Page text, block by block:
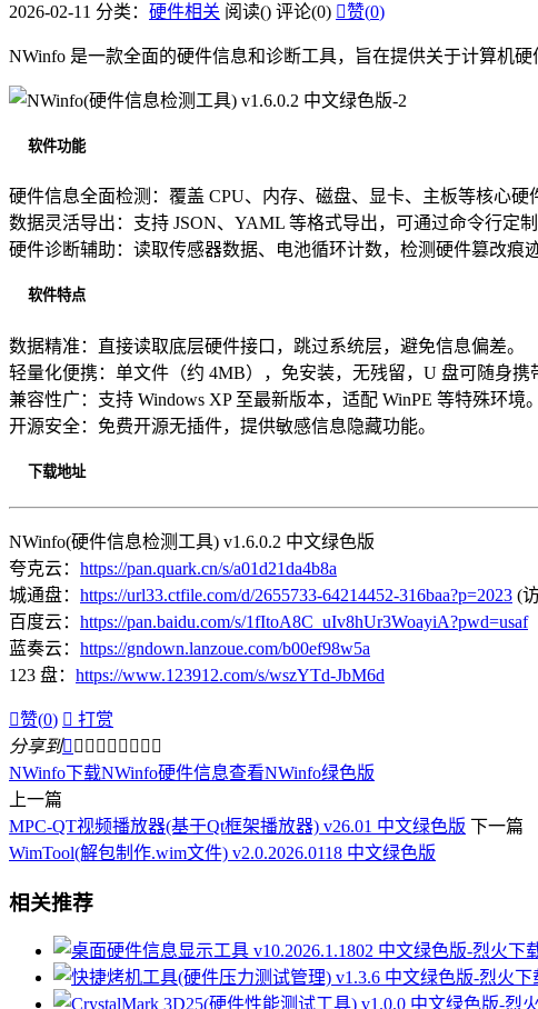
2026-02-11 分类： 硬件相关 阅读() 评论(0) 赞(0)
NWinfo 是一款全面的硬件信息和诊断工具，旨在提供关于计算机
软件功能
硬件信息全面检测：覆盖 CPU、内存、磁盘、显卡、主板等核心
数据灵活导出：支持 JSON、YAML 等格式导出，可通过命令行定
硬件诊断辅助：读取传感器数据、电池循环计数，检测硬件篡改痕
软件特点
数据精准：直接读取底层硬件接口，跳过系统层，避免信息偏差。
轻量化便携：单文件（约 4MB），免安装，无残留，U 盘可随身携
兼容性广：支持 Windows XP 至最新版本，适配 WinPE 等特殊环境。
开源安全：免费开源无插件，提供敏感信息隐藏功能。
下载地址
NWinfo(硬件信息检测工具) v1.6.0.2 中文绿色版
夸克云： https://pan.quark.cn/s/a01d21da4b8a
城通盘： https://url33.ctfile.com/d/2655733-64214452-316baa?p=2023 (
百度云： https://pan.baidu.com/s/1fItoA8C_uIv8hUr3WoayiA?pwd=usaf
蓝奏云： https://gndown.lanzoue.com/b00ef98w5a
123 盘： https://www.123912.com/s/wszYTd-JbM6d
赞(0)  打赏
分享到        
NWinfo下载NWinfo硬件信息查看NWinfo绿色版
上一篇
MPC-QT视频播放器(基于Qt框架播放器) v26.01 中文绿色版 下一篇
WimTool(解包制作.wim文件) v2.0.2026.0118 中文绿色版
相关推荐